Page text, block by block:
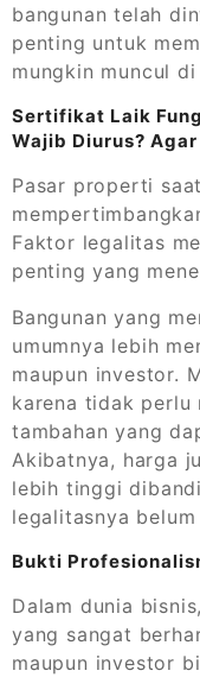
bangunan telah
penting untuk
mungkin muncul
Sertifikat Laik
Wajib Diurus?
Pasar properti
Faktor legalitas
penting yang
Bangunan yang
umumnya lebih
maupun investor.
karena tidak perlu
tambahan yang
Akibatnya, harga
lebih tinggi
legalitasnya belum
Bukti
Dalam dunia
yang sangat
maupun investor